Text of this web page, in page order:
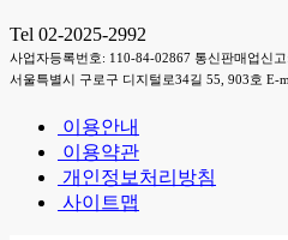
Tel 02-2025-2992
사업자등록번호: 110-84-02867 통신판매업신
서울특별시 구로구 디지털로34길 55, 903호 E-
이용안내
이용약관
개인정보처리방침
사이트맵